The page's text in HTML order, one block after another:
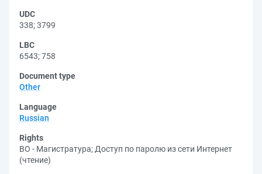
UDC
338;3799
LBC
6543;758
Document type
Other
Language
Russian
Rights
ВО - Магистратура; Доступ по паролю из сети Интернет
(чтение)